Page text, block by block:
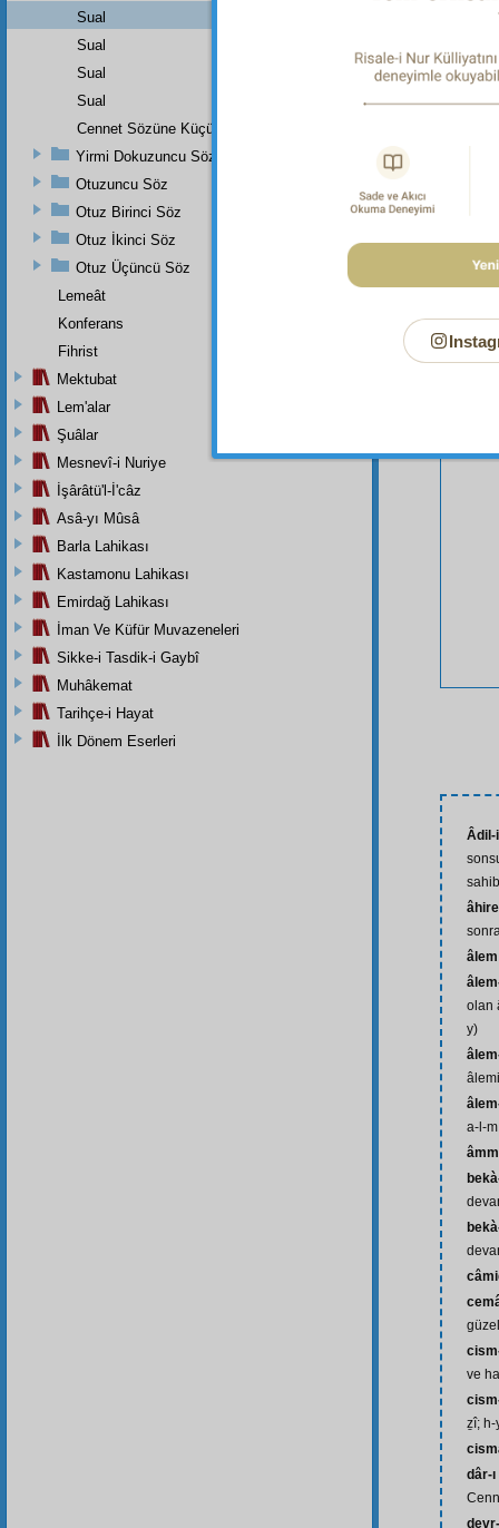
Âdil-
âlem
olan
y)
a-l-
âmm
ve
ẕî; h-
dâr-
Sual
Sual
Sual
Sual
Cennet Sözüne Küçük Bir Zeyl
Yirmi Dokuzuncu Söz
Otuzuncu Söz
Otuz Birinci Söz
Otuz İkinci Söz
Otuz Üçüncü Söz
Lemeât
Konferans
Fihrist
Mektubat
Lem'alar
Şuâlar
Mesnevî-i Nuriye
İşârâtü'l-İ'câz
Asâ-yı Mûsâ
Barla Lahikası
Kastamonu Lahikası
Emirdağ Lahikası
İman Ve Küfür Muvazeneleri
Sikke-i Tasdik-i Gaybî
Muhâkemat
Tarihçe-i Hayat
İlk Dönem Eserleri